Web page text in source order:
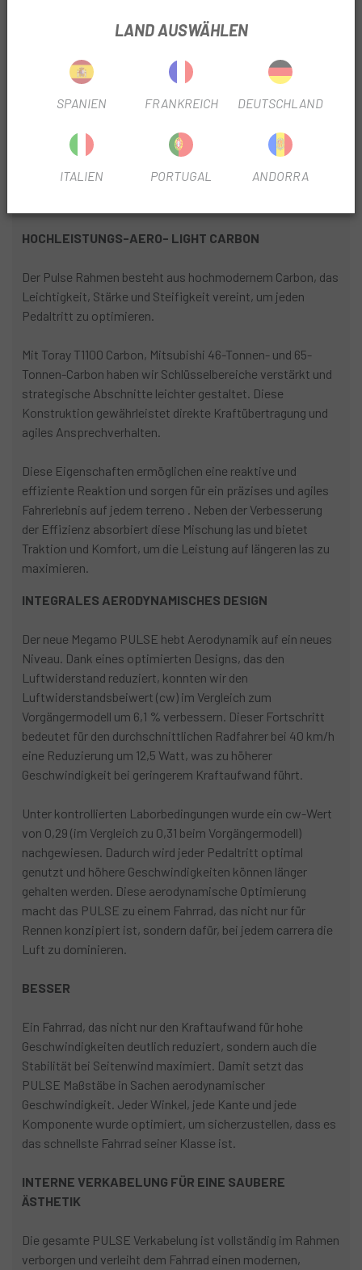
DURCHMESSER DER SCHEIBE
HOCHLEISTUNGS-AERO- LIGHT CARBON
Der Pulse Rahmen besteht aus hochmodernem Carbon, das
Leichtigkeit, Stärke und Steifigkeit vereint, um jeden
Pedaltritt zu optimieren.
Mit Toray T1100 Carbon, Mitsubishi 46-Tonnen- und 65-
Tonnen-Carbon haben wir Schlüsselbereiche verstärkt und
strategische Abschnitte leichter gestaltet. Diese
Konstruktion gewährleistet direkte Kraftübertragung und
agiles Ansprechverhalten.
Diese Eigenschaften ermöglichen eine reaktive und
effiziente Reaktion und sorgen für ein präzises und agiles
Fahrerlebnis auf jedem terreno . Neben der Verbesserung
der Effizienz absorbiert diese Mischung las und bietet
Traktion und Komfort, um die Leistung auf längeren las zu
maximieren.
INTEGRALES AERODYNAMISCHES DESIGN
Der neue Megamo PULSE hebt Aerodynamik auf ein neues
Niveau. Dank eines optimierten Designs, das den
Luftwiderstand reduziert, konnten wir den
Luftwiderstandsbeiwert (cw) im Vergleich zum
Vorgängermodell um 6,1 % verbessern. Dieser Fortschritt
bedeutet für den durchschnittlichen Radfahrer bei 40 km/h
eine Reduzierung um 12,5 Watt, was zu höherer
Geschwindigkeit bei geringerem Kraftaufwand führt.
Unter kontrollierten Laborbedingungen wurde ein cw-Wert
von 0,29 (im Vergleich zu 0,31 beim Vorgängermodell)
nachgewiesen. Dadurch wird jeder Pedaltritt optimal
genutzt und höhere Geschwindigkeiten können länger
gehalten werden. Diese aerodynamische Optimierung
macht das PULSE zu einem Fahrrad, das nicht nur für
Rennen konzipiert ist, sondern dafür, bei jedem carrera die
Luft zu dominieren.
BESSER
Ein Fahrrad, das nicht nur den Kraftaufwand für hohe
Geschwindigkeiten deutlich reduziert, sondern auch die
Stabilität bei Seitenwind maximiert. Damit setzt das
PULSE Maßstäbe in Sachen aerodynamischer
Geschwindigkeit. Jeder Winkel, jede Kante und jede
Komponente wurde optimiert, um sicherzustellen, dass es
das schnellste Fahrrad seiner Klasse ist.
INTERNE VERKABELUNG FÜR EINE SAUBERE
ÄSTHETIK
Die gesamte PULSE Verkabelung ist vollständig im Rahmen
verborgen und verleiht dem Fahrrad einen modernen,
LAND AUSWÄHLEN
SPANIEN FRANKREICH DEUTSCHLAND
ITALIEN PORTUGAL ANDORRA